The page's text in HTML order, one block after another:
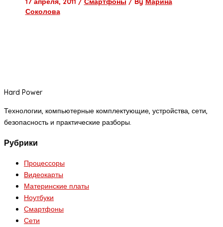
Соколова
Hard Power
Технологии, компьютерные комплектующие, устройства, сети,
безопасность и практические разборы.
Рубрики
Процессоры
Видеокарты
Материнские платы
Ноутбуки
Смартфоны
Сети